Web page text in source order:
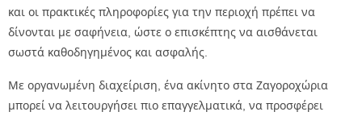
και οι πρακτικές πληροφορίες για την περιοχή πρέπει να
δίνονται με σαφήνεια, ώστε ο επισκέπτης να αισθάνεται
σωστά καθοδηγημένος και ασφαλής.
Με οργανωμένη διαχείριση, ένα ακίνητο στα Ζαγοροχώρια
μπορεί να λειτουργήσει πιο επαγγελματικά, να προσφέρει